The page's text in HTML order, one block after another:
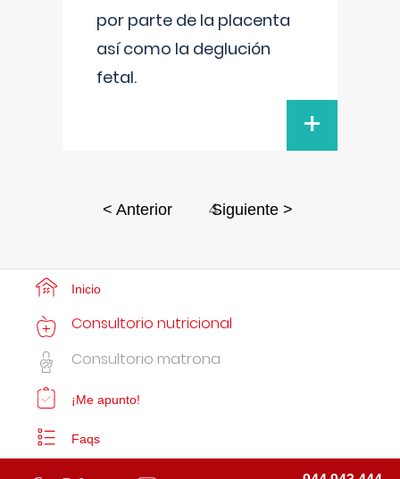
por parte de la placenta
así como la deglución
fetal.
+
< Anterior 4
Siguiente >
Inicio
Consultorio nutricional
Consultorio matrona
¡Me apunto!
Faqs